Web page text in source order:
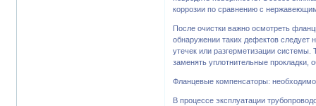
коррозии по сравнению с
После очистки важно осмотреть
обнаружении таких дефектов следует
утечек или разгерметизации
заменять уплотнительные прокладки,
Фланцевые компенсаторы:
В процессе эксплуатации